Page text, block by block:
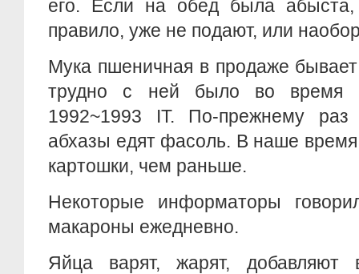
его. Если на обед была
правило, уже не подают, или
Мука пшеничная в продаже
трудно с ней было во время
1992~1993 IT. По-прежнему
абхазы едят фасоль. В наше
картошки, чем раньше.
Некоторые информаторы
макароны ежедневно.
Яйца варят, жарят, добавляют